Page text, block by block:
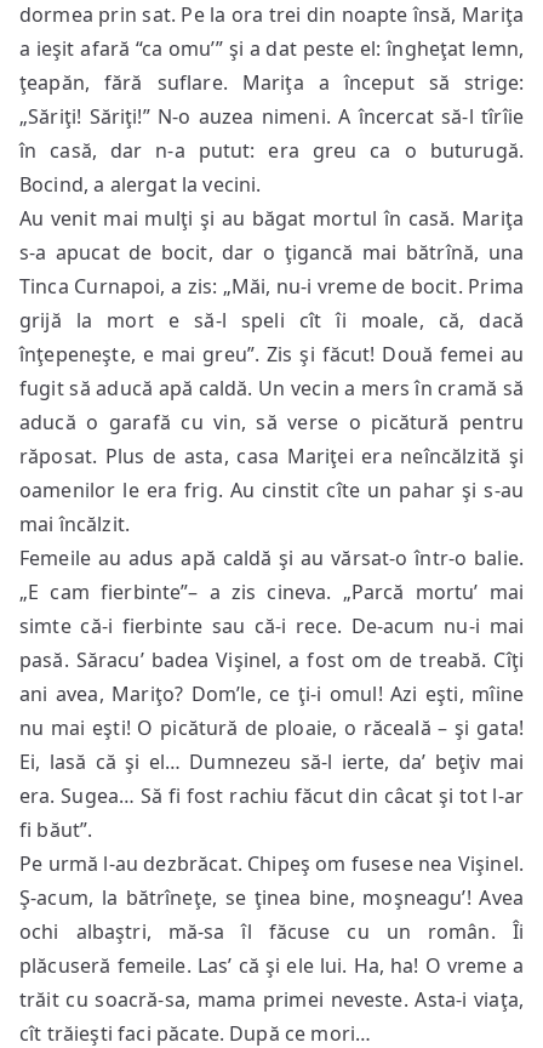
dormea prin sat. Pe la ora trei din noapte însă, Mariţa
a ieşit afară “ca omu’” şi a dat peste el: îngheţat lemn,
ţeapăn, fără suflare. Mariţa a început să strige:
„Săriţi! Săriţi!” N-o auzea nimeni. A încercat să-l tîrîie
în casă, dar n-a putut: era greu ca o buturugă.
Bocind, a alergat la vecini.
Au venit mai mulţi şi au băgat mortul în casă. Mariţa
s-a apucat de bocit, dar o ţigancă mai bătrînă, una
Tinca Curnapoi, a zis: „Măi, nu-i vreme de bocit. Prima
grijă la mort e să-l speli cît îi moale, că, dacă
înţepeneşte, e mai greu”. Zis şi făcut! Două femei au
fugit să aducă apă caldă. Un vecin a mers în cramă să
aducă o garafă cu vin, să verse o picătură pentru
răposat. Plus de asta, casa Mariţei era neîncălzită şi
oamenilor le era frig. Au cinstit cîte un pahar şi s-au
mai încălzit.
Femeile au adus apă caldă şi au vărsat-o într-o balie.
„E cam fierbinte”– a zis cineva. „Parcă mortu’ mai
simte că-i fierbinte sau că-i rece. De-acum nu-i mai
pasă. Săracu’ badea Vişinel, a fost om de treabă. Cîţi
ani avea, Mariţo? Dom’le, ce ţi-i omul! Azi eşti, mîine
nu mai eşti! O picătură de ploaie, o răceală – şi gata!
Ei, lasă că şi el… Dumnezeu să-l ierte, da’ beţiv mai
era. Sugea… Să fi fost rachiu făcut din câcat şi tot l-ar
fi băut”.
Pe urmă l-au dezbrăcat. Chipeş om fusese nea Vişinel.
Ş-acum, la bătrîneţe, se ţinea bine, moşneagu’! Avea
ochi albaştri, mă-sa îl făcuse cu un român. Îi
plăcuseră femeile. Las’ că şi ele lui. Ha, ha! O vreme a
trăit cu soacră-sa, mama primei neveste. Asta-i viaţa,
cît trăieşti faci păcate. După ce mori…